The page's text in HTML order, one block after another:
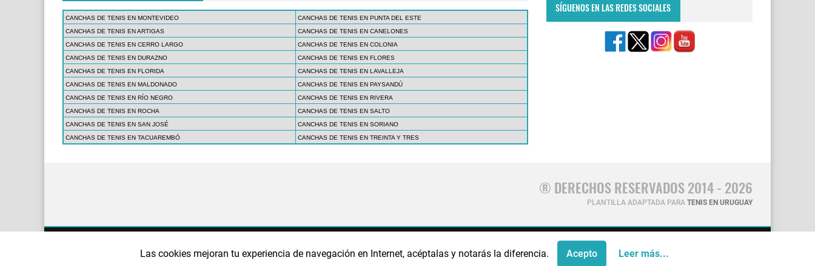
Las cookies mejoran tu experiencia de navegación en Internet, acéptalas y notarás la diferencia. Acepto Leer más...
CANCHAS DE TENIS EN MONTEVIDEO
CANCHAS DE TENIS EN PUNTA DEL ESTE
CANCHAS DE TENIS EN ARTIGAS
CANCHAS DE TENIS EN CANELONES
CANCHAS DE TENIS EN CERRO LARGO
CANCHAS DE TENIS EN COLONIA
CANCHAS DE TENIS EN DURAZNO
CANCHAS DE TENIS EN FLORES
CANCHAS DE TENIS EN FLORIDA
CANCHAS DE TENIS EN LAVALLEJA
CANCHAS DE TENIS EN MALDONADO
CANCHAS DE TENIS EN PAYSANDÚ
CANCHAS DE TENIS EN RÍO NEGRO
CANCHAS DE TENIS EN RIVERA
CANCHAS DE TENIS EN ROCHA
CANCHAS DE TENIS EN SALTO
CANCHAS DE TENIS EN SAN JOSÉ
CANCHAS DE TENIS EN SORIANO
CANCHAS DE TENIS EN TACUAREMBÓ
CANCHAS DE TENIS EN TREINTA Y TRES
SÍGUENOS EN LAS REDES SOCIALES
® DERECHOS RESERVADOS 2014 - 2026
PLANTILLA ADAPTADA PARA TENIS EN URUGUAY
¿QUIÉNES SOMOS? AVISO LEGAL POLÍTICA DE PRIVACIDAD POLÍTICA DE COOKIES PUBLICIDAD CONTÁCTANOS